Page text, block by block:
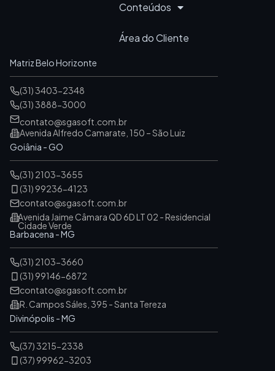
Conteúdos
Área do Cliente
Matriz Belo Horizonte
(31) 3403-2348
(31) 3888-3000
contato@sgasoft.com.br
Avenida Alfredo Camarate, 150 – São Luiz
Goiânia - GO
(31) 2103-3655
(31) 99236-4123
contato@sgasoft.com.br
Avenida Jaime Câmara QD 6D LT 02 - Residencial
Cidade Verde
Barbacena - MG
(31) 2103-3660
(31) 99146-6872
contato@sgasoft.com.br
R. Campos Sáles, 395 - Santa Tereza
Divinópolis - MG
(37) 3215-2338
(37) 99962-3203